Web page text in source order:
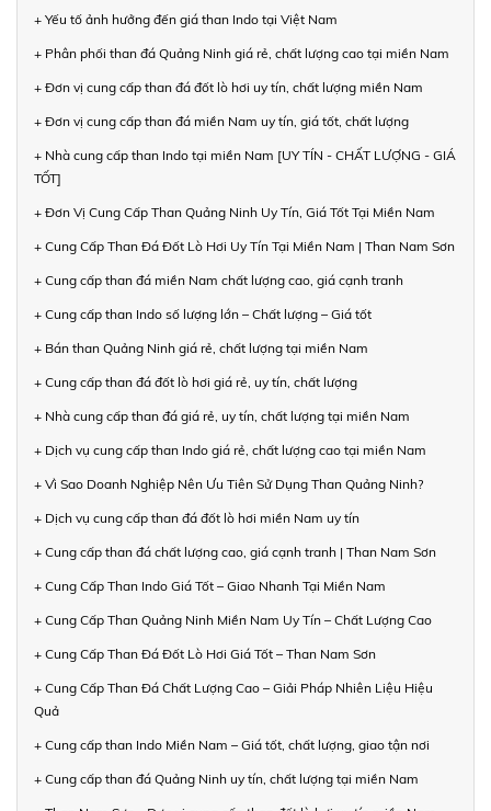
+ Yếu tố ảnh hưởng đến giá than Indo tại Việt Nam
+ Phân phối than đá Quảng Ninh giá rẻ, chất lượng cao tại miền Nam
+ Đơn vị cung cấp than đá đốt lò hơi uy tín, chất lượng miền Nam
+ Đơn vị cung cấp than đá miền Nam uy tín, giá tốt, chất lượng
+ Nhà cung cấp than Indo tại miền Nam [UY TÍN - CHẤT LƯỢNG - GIÁ
TỐT]
+ Đơn Vị Cung Cấp Than Quảng Ninh Uy Tín, Giá Tốt Tại Miền Nam
+ Cung Cấp Than Đá Đốt Lò Hơi Uy Tín Tại Miền Nam | Than Nam Sơn
+ Cung cấp than đá miền Nam chất lượng cao, giá cạnh tranh
+ Cung cấp than Indo số lượng lớn – Chất lượng – Giá tốt
+ Bán than Quảng Ninh giá rẻ, chất lượng tại miền Nam
+ Cung cấp than đá đốt lò hơi giá rẻ, uy tín, chất lượng
+ Nhà cung cấp than đá giá rẻ, uy tín, chất lượng tại miền Nam
+ Dịch vụ cung cấp than Indo giá rẻ, chất lượng cao tại miền Nam
+ Vì Sao Doanh Nghiệp Nên Ưu Tiên Sử Dụng Than Quảng Ninh?
+ Dịch vụ cung cấp than đá đốt lò hơi miền Nam uy tín
+ Cung cấp than đá chất lượng cao, giá cạnh tranh | Than Nam Sơn
+ Cung Cấp Than Indo Giá Tốt – Giao Nhanh Tại Miền Nam
+ Cung Cấp Than Quảng Ninh Miền Nam Uy Tín – Chất Lượng Cao
+ Cung Cấp Than Đá Đốt Lò Hơi Giá Tốt – Than Nam Sơn
+ Cung Cấp Than Đá Chất Lượng Cao – Giải Pháp Nhiên Liệu Hiệu
Quả
+ Cung cấp than Indo Miền Nam – Giá tốt, chất lượng, giao tận nơi
+ Cung cấp than đá Quảng Ninh uy tín, chất lượng tại miền Nam